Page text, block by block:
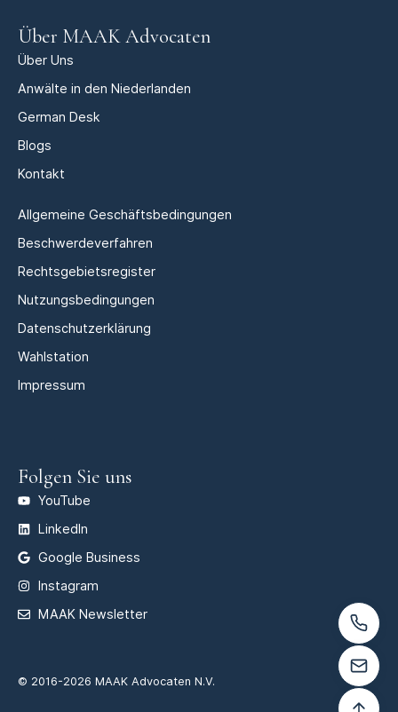
Über MAAK Advocaten
Über Uns
Anwälte in den Niederlanden
German Desk
Blogs
Kontakt
Allgemeine Geschäftsbedingungen
Beschwerdeverfahren
Rechtsgebietsregister
Nutzungsbedingungen
Datenschutzerklärung
Wahlstation
Impressum
Folgen Sie uns
YouTube
LinkedIn
Google Business
Instagram
MAAK Newsletter
© 2016-2026 MAAK Advocaten N.V.